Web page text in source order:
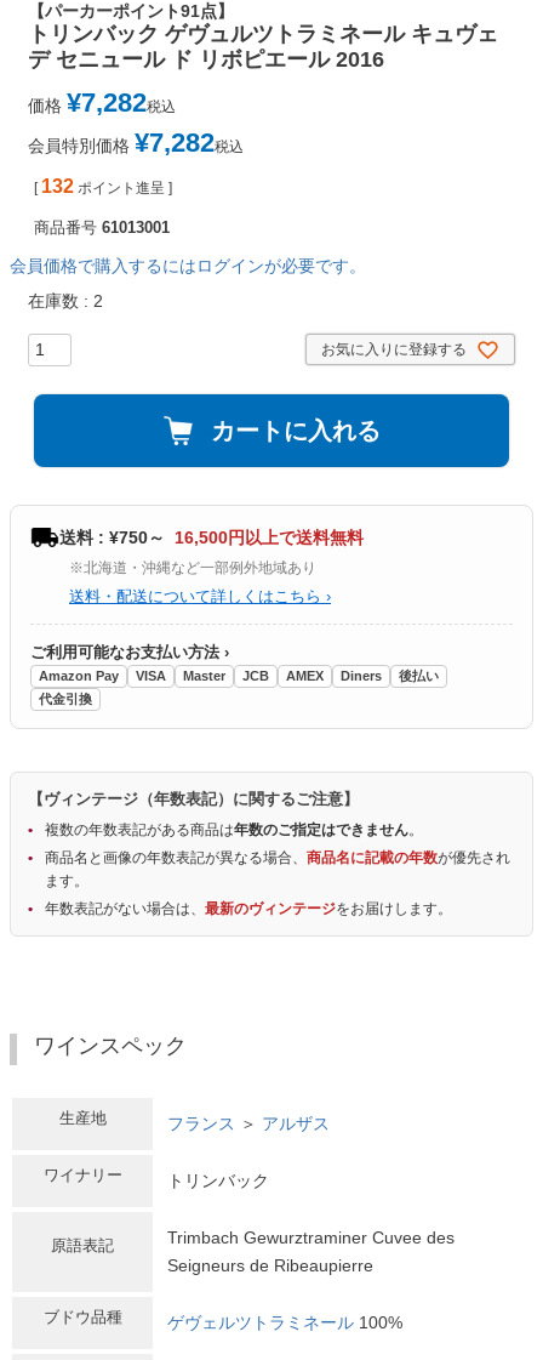
【パーカーポイント91点】
トリンバック ゲヴュルツトラミネール キュヴェ
デ セニュール ド リボピエール 2016
価格 ¥7,282税込
会員特別価格 ¥7,282税込
[ 132 ポイント進呈 ]
商品番号 61013001
会員価格で購入するにはログインが必要です。
在庫数
2
お気に入りに登録する
カートに入れる
送料 : ¥750～ 16,500円以上で送料無料
※北海道・沖縄など一部例外地域あり
送料・配送について詳しくはこちら ›
ご利用可能なお支払い方法 ›
Amazon Pay VISA Master JCB AMEX Diners
後払い
代金引換
【ヴィンテージ（年数表記）に関するご注意】
複数の年数表記がある商品は年数のご指定はできません。
商品名と画像の年数表記が異なる場合、 商品名に記載の年数が優先され
ます。
年数表記がない場合は、 最新のヴィンテージをお届けします。
ワインスペック
生産地 フランス ＞ アルザス
ワイナリー トリンバック
原語表記
Trimbach Gewurztraminer Cuvee des
Seigneurs de Ribeaupierre
ブドウ品種 ゲヴェルツトラミネール 100%